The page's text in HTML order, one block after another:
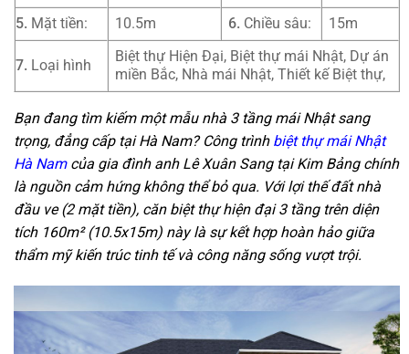
5. Mặt tiền: 10.5m 6. Chiều sâu: 15m
7. Loại hình
Biệt thự Hiện Đại, Biệt thự mái Nhật, Dự án
miền Bắc, Nhà mái Nhật, Thiết kế Biệt thự,
Bạn đang tìm kiếm một mẫu nhà 3 tầng mái Nhật sang
trọng, đẳng cấp tại Hà Nam? Công trình biệt thự mái Nhật
Hà Namcủa gia đình anh Lê Xuân Sang tại Kim Bảng chính
là nguồn cảm hứng không thể bỏ qua. Với lợi thế đất nhà
đầu ve (2 mặt tiền), căn biệt thự hiện đại 3 tầng trên diện
tích 160m² (10.5x15m) này là sự kết hợp hoàn hảo giữa
thẩm mỹ kiến trúc tinh tế và công năng sống vượt trội.